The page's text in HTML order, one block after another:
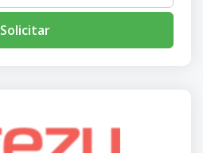
Solicitar